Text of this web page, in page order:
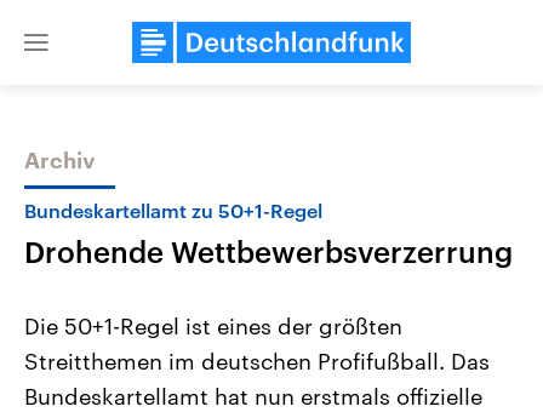
Close
Themen
Archiv
Bundeskartellamt zu 50+1-Regel
Drohende Wettbewerbsverzerrung
Die 50+1-Regel ist eines der größten
Streitthemen im deutschen Profifußball. Das
Bundeskartellamt hat nun erstmals offizielle